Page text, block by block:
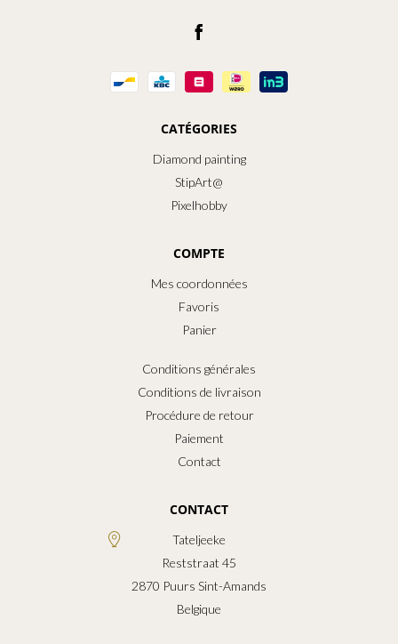
CATÉGORIES
Diamond painting
StipArt@
Pixelhobby
COMPTE
Mes coordonnées
Favoris
Panier
Conditions générales
Conditions de livraison
Procédure de retour
Paiement
Contact
CONTACT
Tateljeeke
Reststraat 45
2870 Puurs Sint-Amands
Belgique